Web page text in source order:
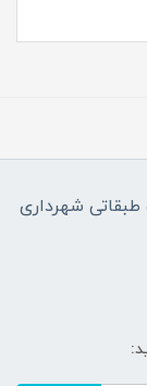
طبقاتی شهرداری